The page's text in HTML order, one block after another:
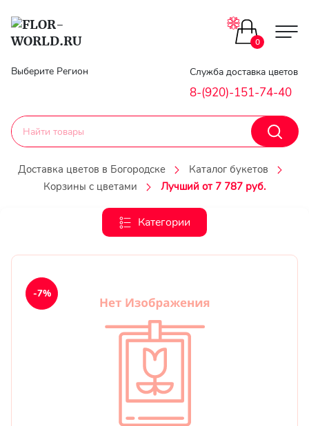
Главная
Гарантии
Доставка
Оплата
Выберите Регион Служба доставка цветов
8-(920)-151-74-40
0
Доставка цветов в Богородске
Каталог букетов
Корзины с цветами
Лучший от 7 787 руб.
Категории
Цветы поштучно
Букеты до 2500
Каталог букетов
Корзины с цветами
Авторские букеты
Букеты из роз
-7%